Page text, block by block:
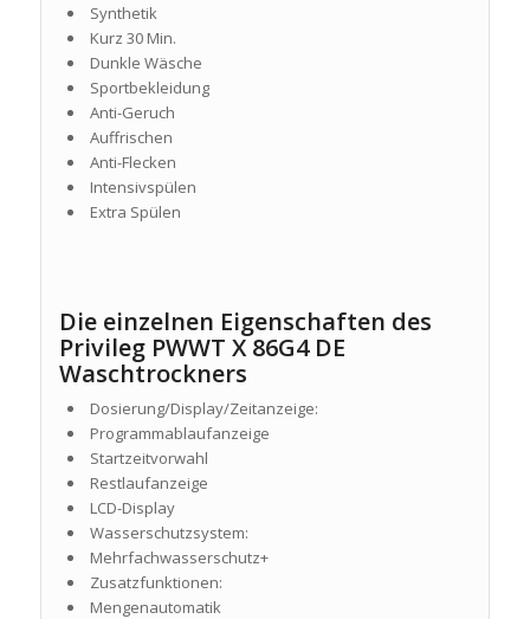
Synthetik
Kurz 30 Min.
Dunkle Wäsche
Sportbekleidung
Anti-Geruch
Auffrischen
Anti-Flecken
Intensivspülen
Extra Spülen
Die einzelnen Eigenschaften des
Privileg PWWT X 86G4 DE
Waschtrockners
Dosierung/Display/Zeitanzeige:
Programmablaufanzeige
Startzeitvorwahl
Restlaufanzeige
LCD-Display
Wasserschutzsystem:
Mehrfachwasserschutz+
Zusatzfunktionen:
Mengenautomatik